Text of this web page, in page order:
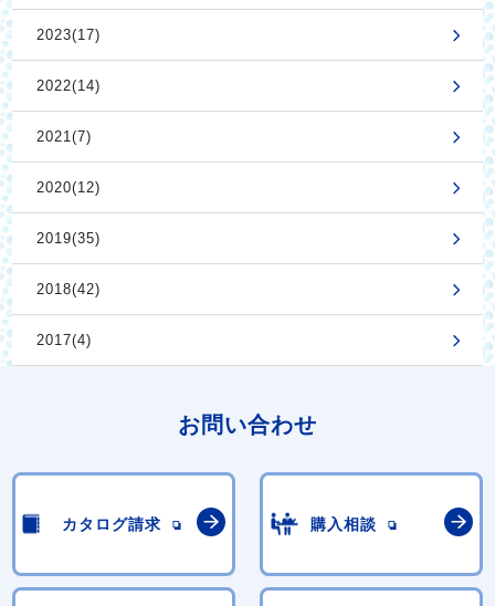
2023(17)
2022(14)
2021(7)
2020(12)
2019(35)
2018(42)
2017(4)
お問い合わせ
カタログ請求 購入相談